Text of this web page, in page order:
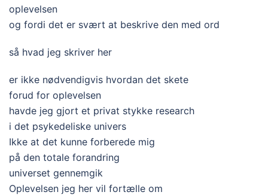
oplevelsen
og fordi det er svært at beskrive den med ord
så hvad jeg skriver her
er ikke nødvendigvis hvordan det skete
forud for oplevelsen
havde jeg gjort et privat stykke research
i det psykedeliske univers
Ikke at det kunne forberede mig
på den totale forandring
universet gennemgik
Oplevelsen jeg her vil fortælle om